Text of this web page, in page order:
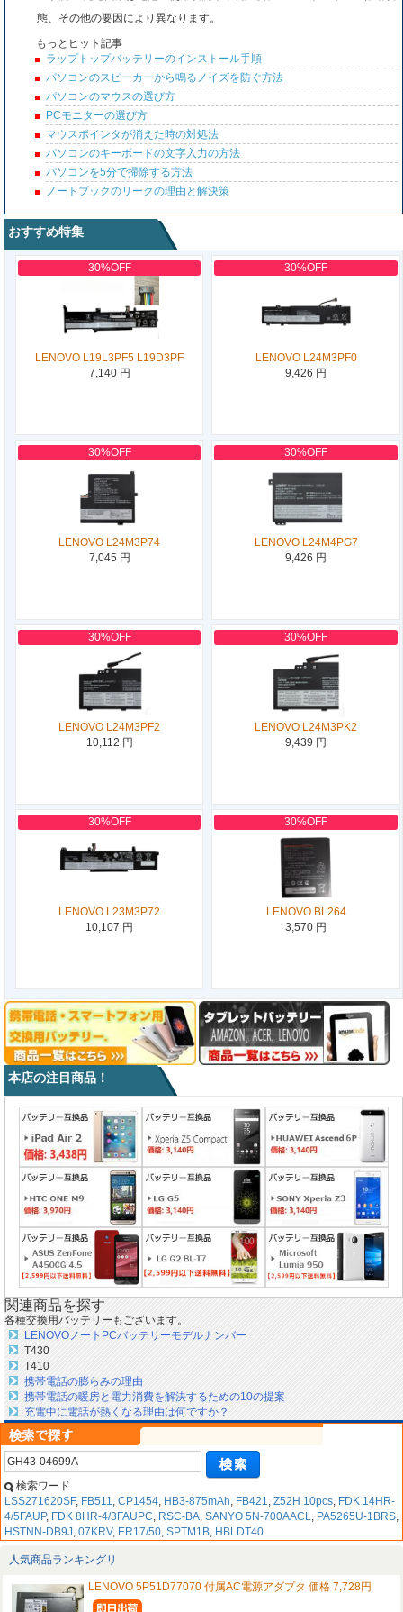
態、その他の要因により異なります。
もっとヒット記事
ラップトップバッテリーのインストール手順
パソコンのスピーカーから鳴るノイズを防ぐ方法
パソコンのマウスの選び方
PCモニターの選び方
マウスポインタが消えた時の対処法
パソコンのキーボードの文字入力の方法
パソコンを5分で掃除する方法
ノートブックのリークの理由と解決策
おすすめ特集
30%OFF
LENOVO L19L3PF5 L19D3PF
7,140 円
30%OFF
LENOVO L24M3PF0
9,426 円
30%OFF
LENOVO L24M3P74
7,045 円
30%OFF
LENOVO L24M4PG7
9,426 円
30%OFF
LENOVO L24M3PF2
10,112 円
30%OFF
LENOVO L24M3PK2
9,439 円
30%OFF
LENOVO L23M3P72
10,107 円
30%OFF
LENOVO BL264
3,570 円
本店の注目商品！
関連商品を探す
各種交換用バッテリーもございます。
LENOVOノートPCバッテリーモデルナンバー
T430
T410
携帯電話の膨らみの理由
携帯電話の暖房と電力消費を解決するための10の提案
充電中に電話が熱くなる理由は何ですか？
検索ワード
LSS271620SF, FB511, CP1454, HB3-875mAh, FB421, Z52H 10pcs, FDK 14HR-
4/5FAUP, FDK 8HR-4/3FAUPC, RSC-BA, SANYO 5N-700AACL, PA5265U-1BRS,
HSTNN-DB9J, 07KRV, ER17/50, SPTM1B, HBLDT40
人気商品ランキングリ
LENOVO 5P51D77070 付属AC電源アダプタ 価格 7,728円